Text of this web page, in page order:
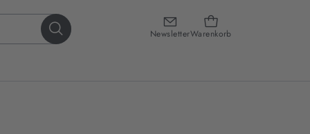
NewsletterWarenkorb